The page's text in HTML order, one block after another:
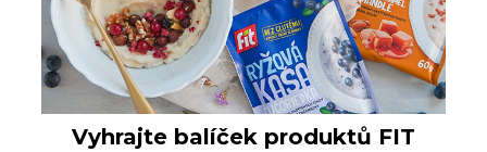
Vyhrajte balíček produktů FIT